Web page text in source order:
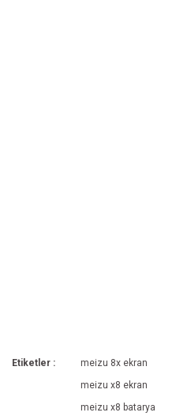
Etiketler : meizu 8x ekran
meizu x8 ekran
meizu x8 batarya